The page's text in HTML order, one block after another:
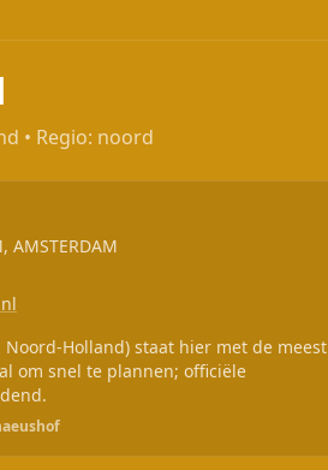
• Regio: noord
AMSTERDAM
Noord-Holland) staat hier met de meest
om snel te plannen; officiële